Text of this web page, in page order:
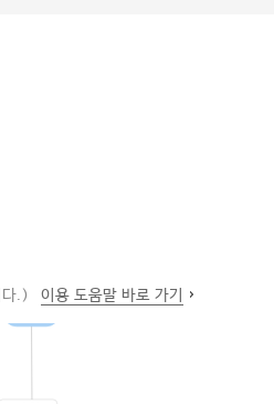
다.) 이용 도움말 바로 가기